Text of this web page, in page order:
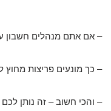
– אם אתם מנהלים חשבון
– כך מונעים פריצות מחוץ
– והכי חשוב – זה נותן